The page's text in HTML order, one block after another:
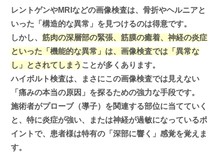
レントゲンやMRIなどの画像検査は、骨折やヘルニアと
いった「構造的な異常」を見つけるのは得意です。
しかし、筋肉の深層部の緊張、筋膜の癒着、神経の炎症
といった「機能的な異常」は、画像検査では「異常な
し」とされてしまう ことが多くあります。
ハイボルト検査は、まさにこの画像検査では見えない
「痛みの本当の原因」を探るための強力な手段です。
施術者がプローブ（導子）を関連する部位に当てていく
と、特に炎症が強い、または神経が過敏になっているポ
イントで、患者様は特有の「深部に響く」感覚を覚えま
す。